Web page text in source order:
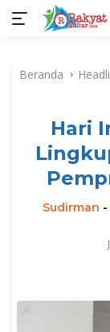
kontenBeranda
Hari
Sudirman -